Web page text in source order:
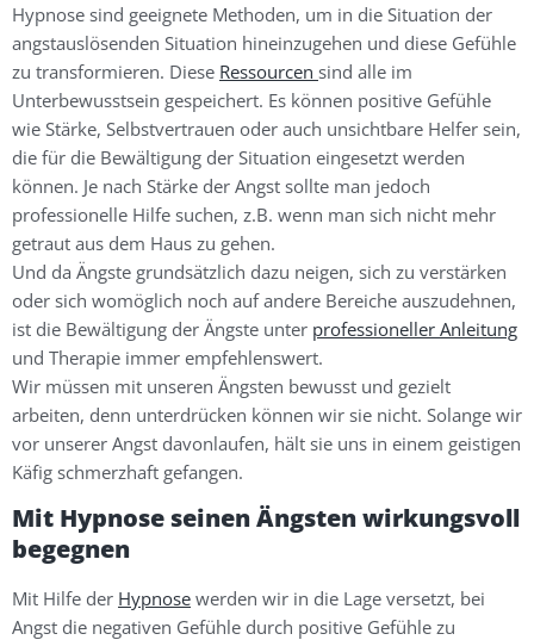
Hypnose sind geeignete Methoden, um in die Situation der
angstauslösenden Situation hineinzugehen und diese Gefühle
zu transformieren. Diese Ressourcen sind alle im
Unterbewusstsein gespeichert. Es können positive Gefühle
wie Stärke, Selbstvertrauen oder auch unsichtbare Helfer sein,
die für die Bewältigung der Situation eingesetzt werden
können. Je nach Stärke der Angst sollte man jedoch
professionelle Hilfe suchen, z.B. wenn man sich nicht mehr
getraut aus dem Haus zu gehen.
Und da Ängste grundsätzlich dazu neigen, sich zu verstärken
oder sich womöglich noch auf andere Bereiche auszudehnen,
ist die Bewältigung der Ängste unter professioneller Anleitung
und Therapie immer empfehlenswert.
Wir müssen mit unseren Ängsten bewusst und gezielt
arbeiten, denn unterdrücken können wir sie nicht. Solange wir
vor unserer Angst davonlaufen, hält sie uns in einem geistigen
Käfig schmerzhaft gefangen.
Mit Hypnose seinen Ängsten wirkungsvoll
begegnen
Mit Hilfe der Hypnose werden wir in die Lage versetzt, bei
Angst die negativen Gefühle durch positive Gefühle zu